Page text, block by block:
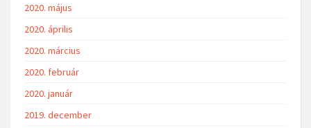
2020. május
2020. április
2020. március
2020. február
2020. január
2019. december